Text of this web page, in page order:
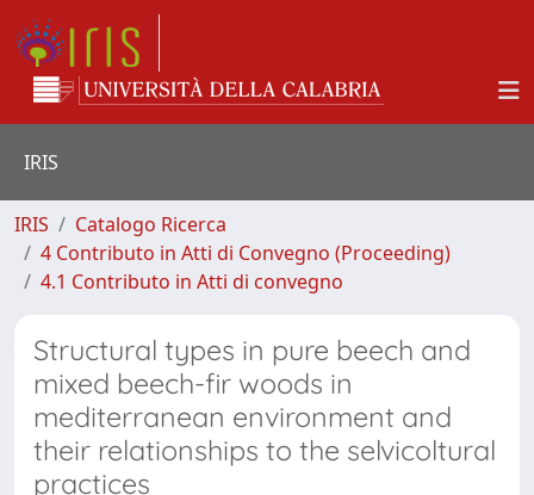
IRIS
IRIS
Catalogo Ricerca
4 Contributo in Atti di Convegno (Proceeding)
4.1 Contributo in Atti di convegno
Structural types in pure beech and
mixed beech-fir woods in
mediterranean environment and
their relationships to the selvicoltural
practices